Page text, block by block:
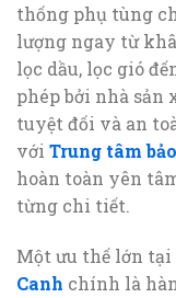
thống phụ tùng
lượng ngay từ
lọc dầu, lọc gió
phép bởi nhà sản
tuyệt đối và an
với Trung tâm
hoàn toàn yên
từng chi tiết.
Một ưu thế lớn tại
Canh chính là